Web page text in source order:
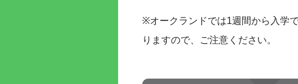
※オークランドでは1週間から入学
りますので、ご注意ください。